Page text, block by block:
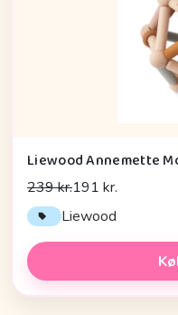
Liewood Annemette
239 kr.191 kr.
Liewood